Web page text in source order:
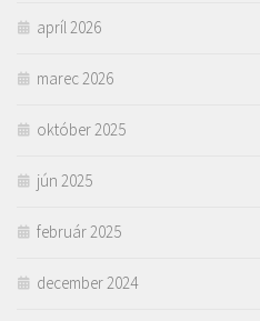
apríl 2026
marec 2026
október 2025
jún 2025
február 2025
december 2024